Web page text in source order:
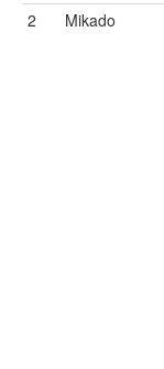
2
Mikado